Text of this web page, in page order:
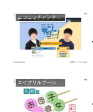
ニコニコチャンネルトップ
エイプリルフール（公式）